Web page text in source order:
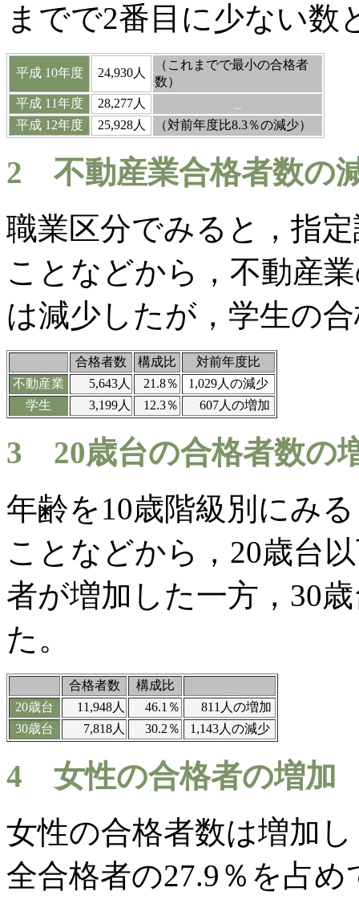
までで2番目に少ない数
平成10年度 24,930人
（これまでで最小の合格者
数）
平成11年度 28,277人
平成12年度 25,928人 （対前年度比8.3％の減少）
2 不動産業合格者数の
職業区分でみると，指
ことなどから，不動産
は減少したが，学生の
合格者数 構成比
対前年度比
不動産業
5,643人 21.8％ 1,029人の減少
学生
3,199人 12.3％ 607人の増加
3 20歳台の合格者数の
年齢を10歳階級別にみ
ことなどから， 20歳台
者が増加した一方， 30
た。
合格者数 構成比
20歳台 11,948人 46.1 ％ 811 人の増加
30歳台 7,818人 30.2 ％ 1,143人の減少
4 女性の合格者の増加
女性の合格者数は増加
全合格者の27.9 ％を占め